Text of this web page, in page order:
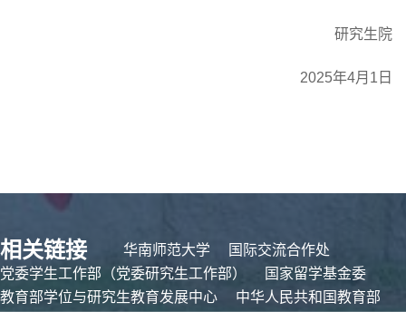
研究生 院
2025年4月1日
相关链接 华南师范大学
国际交流合作处
党委学生工作部（党委研究生工作部）
国家留学基金委
教育部学位与研究生教育发展中心
中华人民共和国教育部